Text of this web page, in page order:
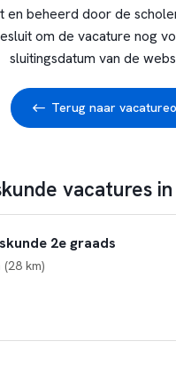
en beheerd door de
om de vacature nog
sluitingsdatum van de
Terug naar
vacatures
2e graads
km)